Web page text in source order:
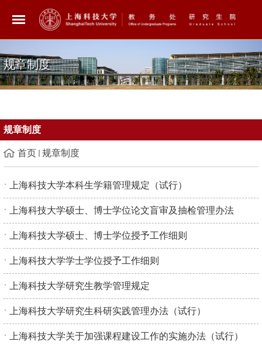
规章制度
规章制度
首页 规章制度
上海科技大学本科生学籍管理规定（试行）
上海科技大学硕士、博士学位论文盲审及抽检管理办法
上海科技大学硕士、博士学位授予工作细则
上海科技大学学士学位授予工作细则
上海科技大学研究生教学管理规定
上海科技大学研究生科研实践管理办法（试行）
上海科技大学关于加强课程建设工作的实施办法（试行）